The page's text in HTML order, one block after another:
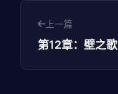
上一篇
第12章：壁之歌